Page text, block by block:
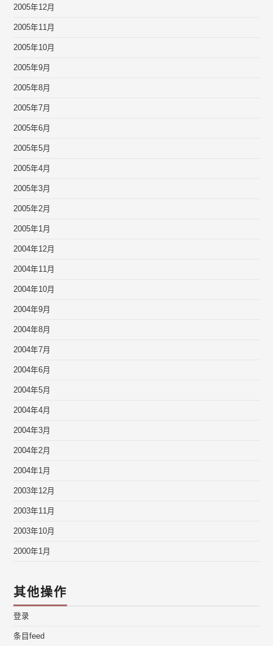
2005年12月
2005年11月
2005年10月
2005年9月
2005年8月
2005年7月
2005年6月
2005年5月
2005年4月
2005年3月
2005年2月
2005年1月
2004年12月
2004年11月
2004年10月
2004年9月
2004年8月
2004年7月
2004年6月
2004年5月
2004年4月
2004年3月
2004年2月
2004年1月
2003年12月
2003年11月
2003年10月
2000年1月
其他操作
登录
条目feed